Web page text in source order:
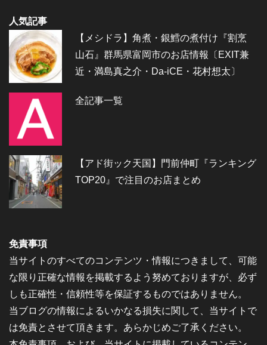
人気記事
【メシドラ】角煮・銀鱈の煮付け『割烹
山石』群馬県富岡市のお店情報〔EXIT兼
近・満島真之介・Da-iCE・花村想太〕
全記事一覧
【アド街ック天国】門前仲町『ランキング
TOP20』で注目のお店まとめ
免責事項
当サイトのすべてのコンテンツ・情報につきまして、可能
な限り正確な情報を掲載するよう努めておりますが、必ず
しも正確性・信頼性等を保証するものではありません。
当ブログの情報によるいかなる損失に関して、当サイトで
は免責とさせて頂きます。あらかじめご了承ください。